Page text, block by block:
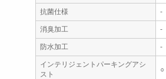
抗菌仕様 -
消臭加工 -
防水加工 -
インテリジェントパーキングアシ
スト
○